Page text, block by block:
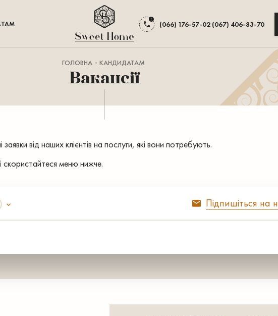
(066) 176-57-02 (067) 406-83-70
ГОЛОВНА КАНДИДАТАМ
Вакансії
від наших клієнтів на послуги, які вони потребують.
скористайтеся меню нижче.
Підпишіться на